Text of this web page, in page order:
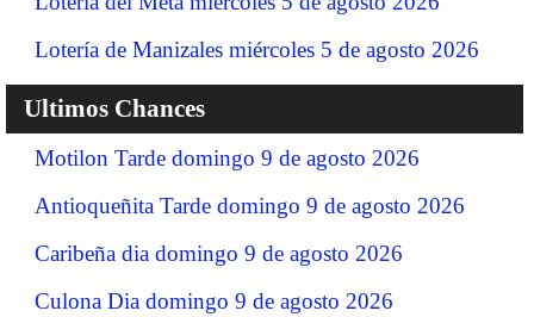
Lotería de Manizales miércoles 5 de agosto 2026
Ultimos Chances
Motilon Tarde domingo 9 de agosto 2026
Antioqueñita Tarde domingo 9 de agosto 2026
Caribeña dia domingo 9 de agosto 2026
Culona Dia domingo 9 de agosto 2026